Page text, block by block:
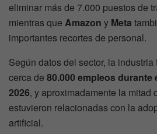
eliminar más de 7.000 puestos de
mientras que Amazon y Meta
importantes recortes de personal.
Según datos del sector, la
cerca de 80.000 empleos
2026, y aproximadamente la mitad
estuvieron relacionadas con la
artificial.